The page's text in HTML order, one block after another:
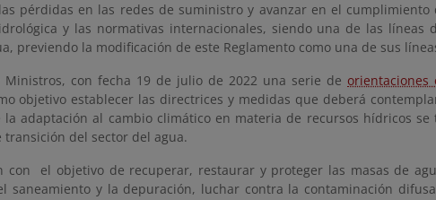
pérdidas en las redes de suministro y avanzar en el cumplimiento
y las normativas internacionales, siendo una de las líneas
previendo la modificación de este Reglamento como una de sus
Ministros, con fecha 19 de julio de 2022 una serie de orientaciones
objetivo establecer las directrices y medidas que deberá
la adaptación al cambio climático en materia de recursos hídricos
del sector del agua.
con el objetivo de recuperar, restaurar y proteger las masas de
saneamiento y la depuración, luchar contra la contaminación